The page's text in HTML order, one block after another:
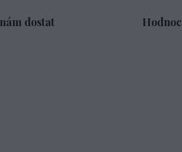
dostat